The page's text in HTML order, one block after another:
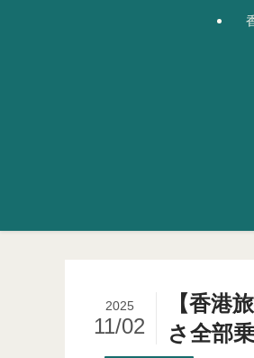
【香港
さ全部
2025
11/02